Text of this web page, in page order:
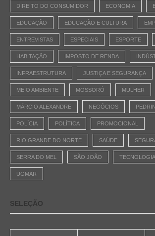
DIREITO DO CONSUMIDOR ECONOMIA
EDUCAÇÃO EDUCAÇÃO E CULTURA
ENTREVISTAS ESPECIAIS ESPORTE
HABITAÇÃO IMPOSTO DE RENDA
INFRAESTRUTURA JUSTIÇA E SEGURANÇA
MEIO AMBIENTE MOSSORÓ MULHER
MÁRCIO ALEXANDRE NEGÓCIOS
POLÍCIA POLÍTICA PROMOCIONAL
RIO GRANDE DO NORTE SAÚDE
SERRA DO MEL SÃO JOÃO TECNOLOGIA
UGMAR
SELEÇÃO